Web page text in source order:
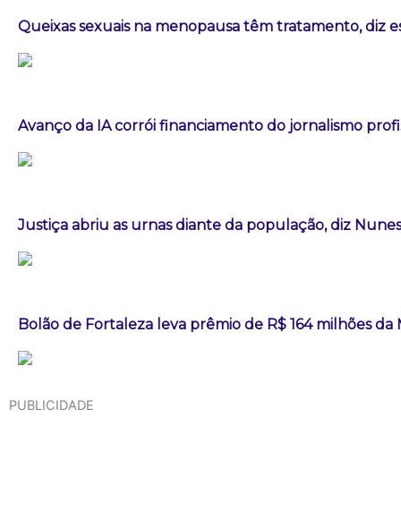
Queixas sexuais na menopausa têm tratamento, diz
Avanço da IA corrói financiamento do jornalismo
Justiça abriu as urnas diante da população, diz
Bolão de Fortaleza leva prêmio de R$ 164 milhões da
PUBLICIDADE